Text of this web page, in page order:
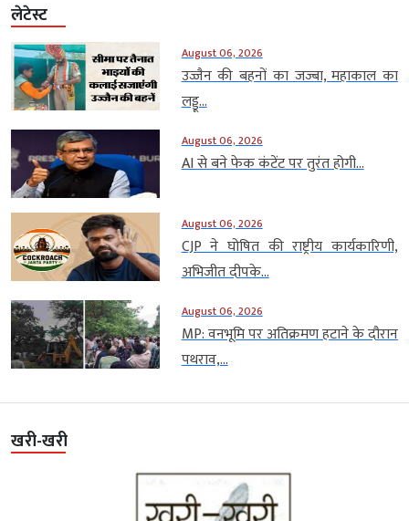
लेटेस्ट
August 06, 2026
उज्जैन की बहनों का जज्बा, महाकाल का
लड्डू...
August 06, 2026
AI से बने फेक कंटेंट पर तुरंत होगी...
August 06, 2026
CJP ने घोषित की राष्ट्रीय कार्यकारिणी,
अभिजीत दीपके...
August 06, 2026
MP: वनभूमि पर अतिक्रमण हटाने के दौरान
पथराव,...
खरी-खरी